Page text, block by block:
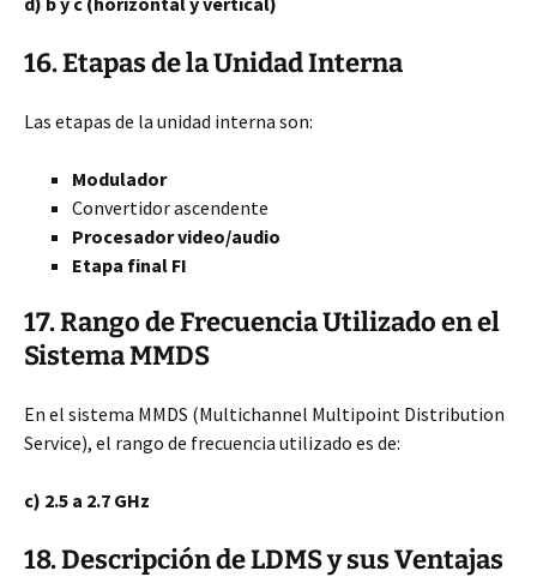
16. Etapas de la Unidad Interna
Las etapas de la unidad interna son:
Modulador
Convertidor ascendente
Procesador video/audio
Etapa final FI
17. Rango de Frecuencia Utilizado en el
Sistema MMDS
En el sistema MMDS (Multichannel Multipoint Distribution
Service), el rango de frecuencia utilizado es de:
c) 2.5 a 2.7 GHz
18. Descripción de LDMS y sus Ventajas